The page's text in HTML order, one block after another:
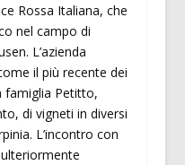
Rossa Italiana, che
nel campo di
L’azienda
il più recente dei
famiglia Petitto,
di vigneti in diversi
L’incontro con